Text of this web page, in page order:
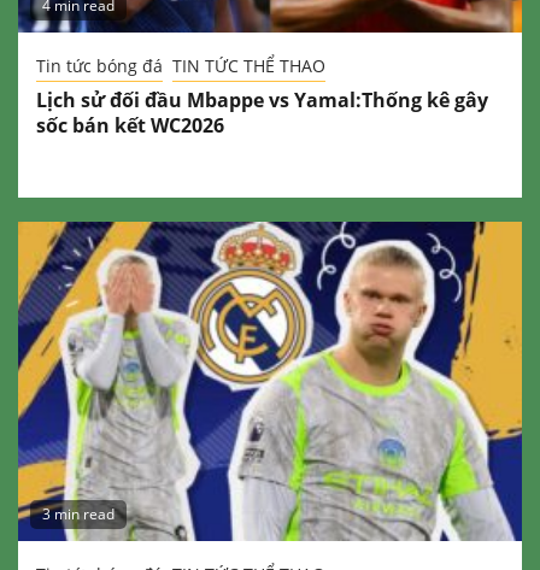
4 min read
Tin tức bóng đá TIN TỨC THỂ THAO
Lịch sử đối đầu Mbappe vs Yamal:Thống kê gây
sốc bán kết WC2026
3 min read